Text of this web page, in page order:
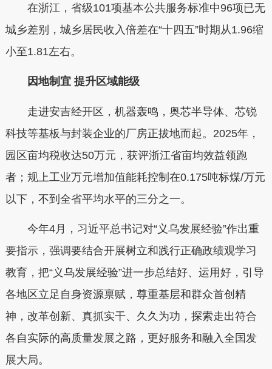
在浙江，省级101项基本公共服务标准中96项已无
城乡差别，城乡居民收入倍差在“十四五”时期从1.96缩
小至1.81左右。
因地制宜 提升区域能级
走进安吉经开区，机器轰鸣，奥芯半导体、芯锐
科技等基板与封装企业的厂房正拔地而起。2025年，
园区亩均税收达50万元，获评浙江省亩均效益领跑
者；规上工业万元增加值能耗控制在0.175吨标煤/万元
以下，不到全省平均水平的三分之一。
今年4月，习近平总书记对“义乌发展经验”作出重
要指示，强调要结合开展树立和践行正确政绩观学习
教育，把“义乌发展经验”进一步总结好、运用好，引导
各地区立足自身资源禀赋，尊重基层和群众首创精
神，改革创新、真抓实干、久久为功，探索走出符合
各自实际的高质量发展之路，更好服务和融入全国发
展大局。